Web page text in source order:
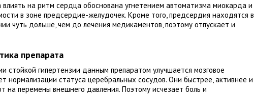
влиять на ритм сердца обоснована угнетением автоматизма миокарда и
в зоне предсердие-желудочек. Кроме того, предсердия находятся в
чуть дольше, чем до лечения медикаментов, поэтому отпускает и
препарата
стойкой гипертензии данным препаратом улучшается мозговое
нормализации статуса церебральных сосудов. Они быстрее, активнее и
на перемены внешнего давления. Поэтому исчезает боль и